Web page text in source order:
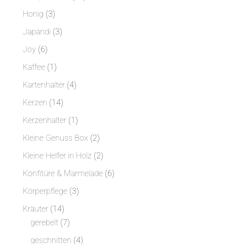
Honig 33
Produkte
Japandi 33
Joy 66
Produkte
Kaffee 11
Produkt
Kartenhalter 44
Kerzen 1414
Produkte
Kerzenhalter 11
Produkt
Kleine Genuss Box 22
Produkte
Kleine Helfer in Holz 22
Produkte
Konfitüre & Marmelade 66
Körperpflege 33
Kräuter 1414
Produkte
gerebelt 77
Produkte
geschnitten 44